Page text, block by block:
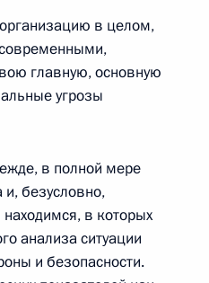
2
в целом,
главную, основную
угрозы
в полной мере
безусловно,
в которых
анализа ситуации
и безопасности.